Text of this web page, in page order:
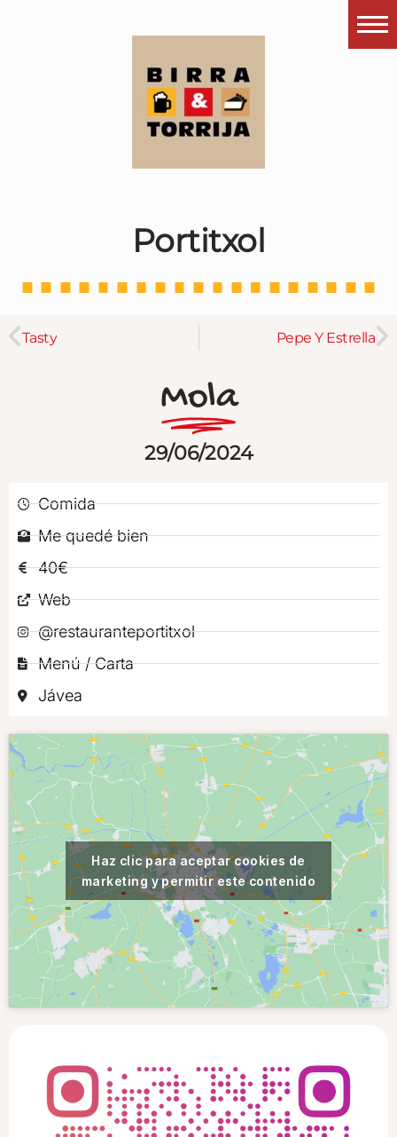
¿Esto que es pués?
Últimas visitas
Todos los garitos
Por el mundo
Contactar
Portitxol
Tasty Pepe Y Estrella
Mola
29/06/2024
Comida
Me quedé bien
40€
Web
@restauranteportitxol
Menú / Carta
Jávea
Haz clic para aceptar cookies de
marketing y permitir este contenido